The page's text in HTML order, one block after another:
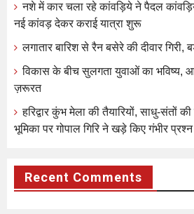
नशे में कार चला रहे कांवड़िये ने पैदल
नई कांवड़ देकर कराई यात्रा शुरू
लगातार बारिश से रैन बसेरे की दीवार गिरी,
विकास के बीच सुलगता युवाओं का भविष्य,
ज़रूरत
हरिद्वार कुंभ मेला की तैयारियों, साधु-संतों
भूमिका पर गोपाल गिरि ने खड़े किए गंभीर प्रश्न
Recent Comments